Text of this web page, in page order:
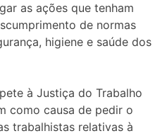
as ações que tenham
de normas
higiene e saúde dos
à Justiça do Trabalho
como causa de pedir o
trabalhistas relativas à